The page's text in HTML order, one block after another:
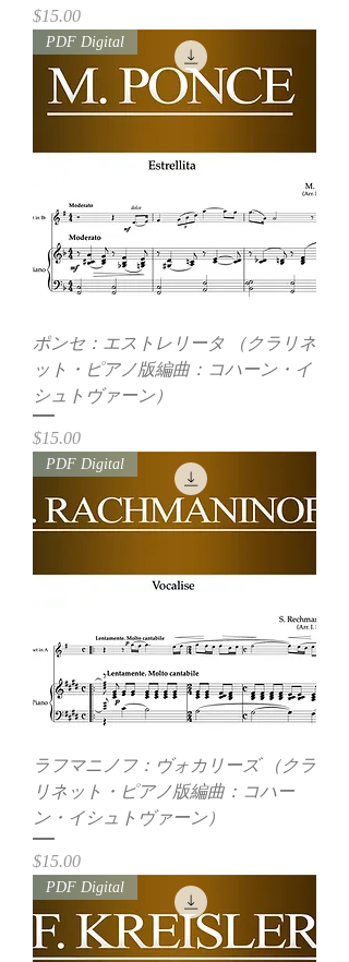
価格
$15.00
PDF Digital
ポンセ：エストレリータ （クラリネ
ット・ピアノ版編曲：コハーン・イ
シュトヴァーン）
価格
$15.00
PDF Digital
ラフマニノフ：ヴォカリーズ （クラ
リネット・ピアノ版編曲：コハー
ン・イシュトヴァーン）
価格
$15.00
PDF Digital